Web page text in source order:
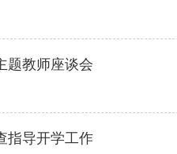
题教师座谈会
指导开学工作